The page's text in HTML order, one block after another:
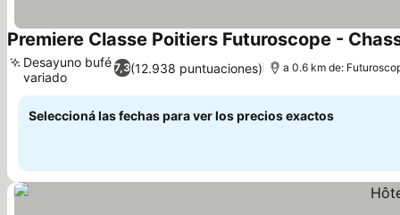
Premiere Classe Poitiers Futuroscope -
7,3(12.938 puntuaciones)
Desayuno bufé
variado
a 0.6 km de:
Seleccioná las fechas para ver los precios exactos